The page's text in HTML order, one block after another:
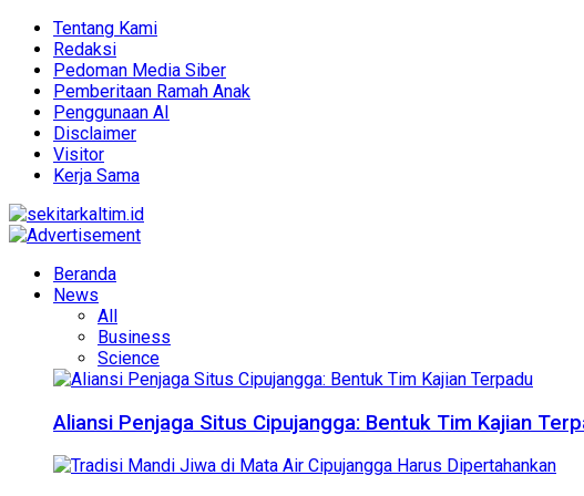
Tentang Kami
Redaksi
Pedoman Media Siber
Pemberitaan Ramah Anak
Penggunaan AI
Disclaimer
Visitor
Kerja Sama
Beranda
News
All
Business
Science
Aliansi Penjaga Situs Cipujangga: Bentuk Tim Kajian